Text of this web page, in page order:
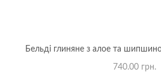
Бельді глиняне з алое та
740.00 грн.